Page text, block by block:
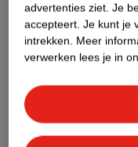
Etiketinformatie
advertenties ziet. Je
accepteert. Je kunt je
intrekken. Meer
verwerken lees je in